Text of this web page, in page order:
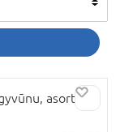
asort,